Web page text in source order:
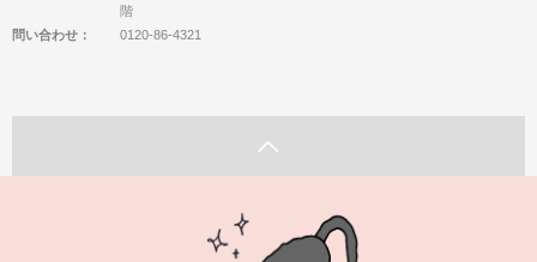
階
問い合わせ：
0120-86-4321